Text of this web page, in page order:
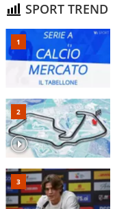
SPORT TREND